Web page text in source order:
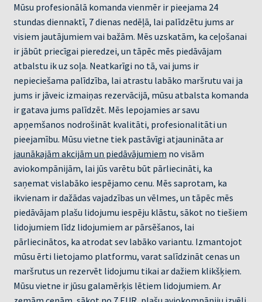
Mūsu profesionālā komanda vienmēr ir pieejama 24
stundas diennaktī, 7 dienas nedēļā, lai palīdzētu jums ar
visiem jautājumiem vai bažām. Mēs uzskatām, ka ceļošanai
ir jābūt priecīgai pieredzei, un tāpēc mēs piedāvājam
atbalstu ik uz soļa. Neatkarīgi no tā, vai jums ir
nepieciešama palīdzība, lai atrastu labāko maršrutu vai ja
jums ir jāveic izmaiņas rezervācijā, mūsu atbalsta komanda
ir gatava jums palīdzēt. Mēs lepojamies ar savu
apņemšanos nodrošināt kvalitāti, profesionalitāti un
pieejamību. Mūsu vietne tiek pastāvīgi atjaunināta ar
jaunākajām akcijām un piedāvājumiem no visām
aviokompānijām, lai jūs varētu būt pārliecināti, ka
saņemat vislabāko iespējamo cenu. Mēs saprotam, ka
ikvienam ir dažādas vajadzības un vēlmes, un tāpēc mēs
piedāvājam plašu lidojumu iespēju klāstu, sākot no tiešiem
lidojumiem līdz lidojumiem ar pārsēšanos, lai
pārliecinātos, ka atrodat sev labāko variantu. Izmantojot
mūsu ērti lietojamo platformu, varat salīdzināt cenas un
maršrutus un rezervēt lidojumu tikai ar dažiem klikšķiem.
Mūsu vietne ir jūsu galamērķis lētiem lidojumiem. Ar